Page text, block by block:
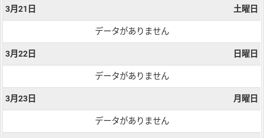
3月21日 土曜日
データがありません
3月22日 日曜日
データがありません
3月23日 月曜日
データがありません